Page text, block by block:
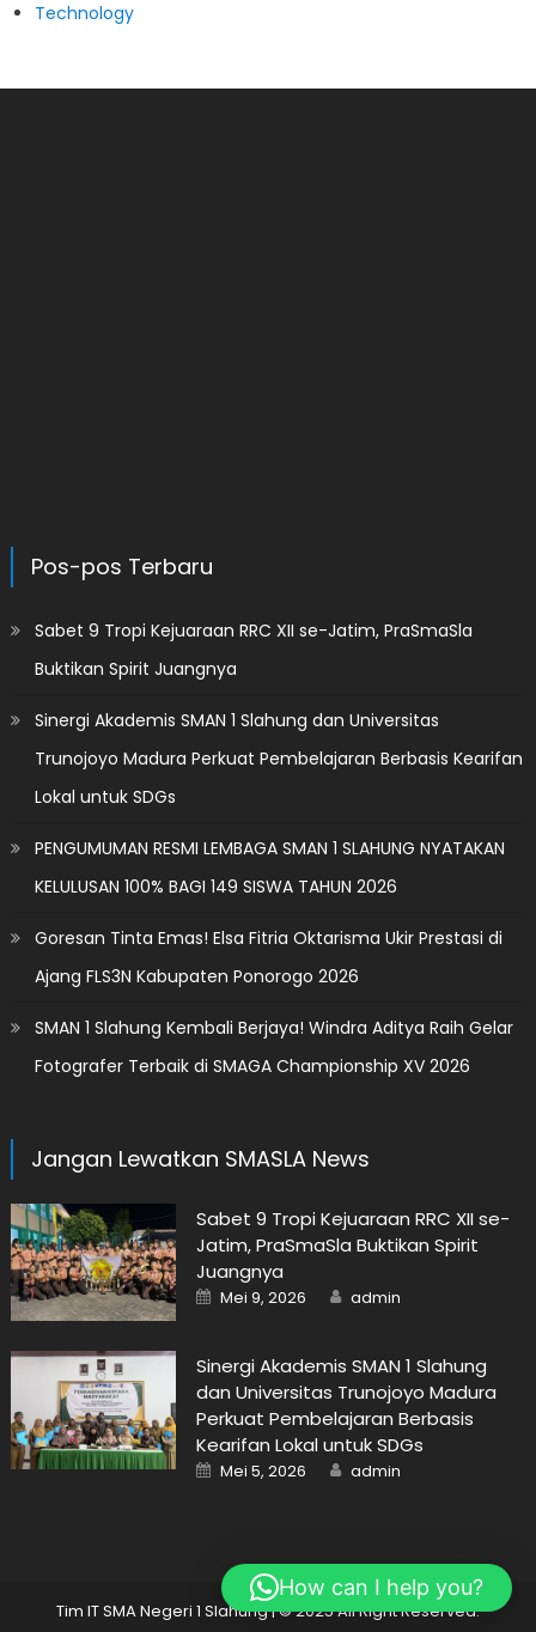
Technology
Pos-pos Terbaru
Sabet 9 Tropi Kejuaraan RRC XII se-Jatim, PraSmaSla
Buktikan Spirit Juangnya
Sinergi Akademis SMAN 1 Slahung dan Universitas
Trunojoyo Madura Perkuat Pembelajaran Berbasis Kearifan
Lokal untuk SDGs
PENGUMUMAN RESMI LEMBAGA SMAN 1 SLAHUNG NYATAKAN
KELULUSAN 100% BAGI 149 SISWA TAHUN 2026
Goresan Tinta Emas! Elsa Fitria Oktarisma Ukir Prestasi di
Ajang FLS3N Kabupaten Ponorogo 2026
SMAN 1 Slahung Kembali Berjaya! Windra Aditya Raih Gelar
Fotografer Terbaik di SMAGA Championship XV 2026
Jangan Lewatkan SMASLA News
Sabet 9 Tropi Kejuaraan RRC XII se-
Jatim, PraSmaSla Buktikan Spirit
Juangnya
Posted
on
Mei 9, 2026 Author
admin
Sinergi Akademis SMAN 1 Slahung
dan Universitas Trunojoyo Madura
Perkuat Pembelajaran Berbasis
Kearifan Lokal untuk SDGs
Posted
on
Mei 5, 2026 Author
admin
Tim IT SMA Negeri 1 Slahung|© 2025All Right Reserved.
How can I help you?